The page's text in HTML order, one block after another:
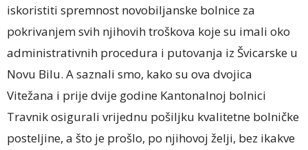
iskoristiti spremnost novobiljanske bolnice za
pokrivanjem svih njihovih troškova koje su imali oko
administrativnih procedura i putovanja iz Švicarske u
Novu Bilu. A saznali smo, kako su ova dvojica
Vitežana i prije dvije godine Kantonalnoj bolnici
Travnik osigurali vrijednu pošiljku kvalitetne bolničke
posteljine, a što je prošlo, po njihovoj želji, bez ikakve